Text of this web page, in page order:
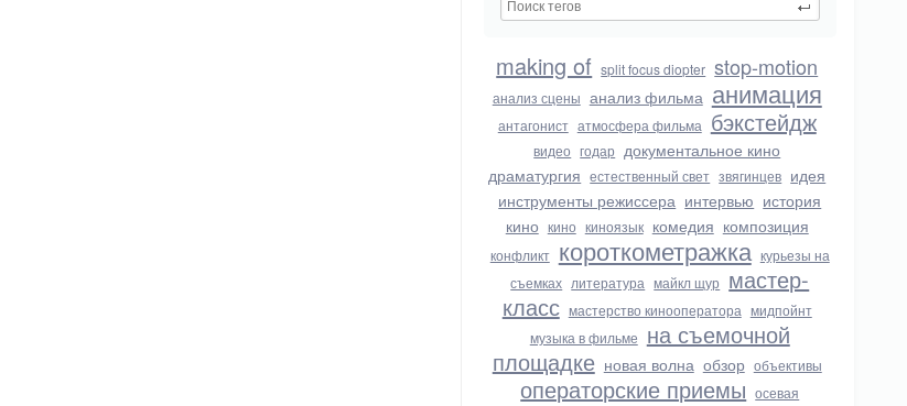
making of split focus diopter stop-motion
анализ сцены анализ фильма анимация
антагонист атмосфера фильма бэкстейдж
видео годар документальное кино
драматургия естественный свет звягинцев идея
инструменты режиссера интервью история
кино кино киноязык комедия композиция
конфликт короткометражка курьезы на
съемках литература майкл щур мастер-
класс мастерство кинооператора мидпойнт
музыка в фильме на съемочной
площадке новая волна обзор объективы
операторские приемы осевая